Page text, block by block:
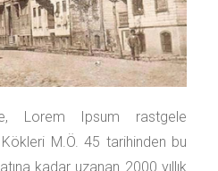
Lorem Ipsum rastgele
M.Ö. 45 tarihinden bu
kadar uzanan 2000 yıllık